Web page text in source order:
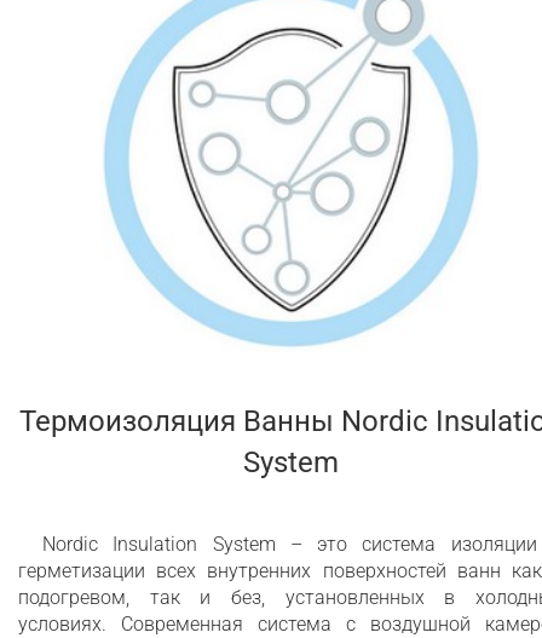
Термоизоляция Ванны Nordic
System
Nordic Insulation System – это система
герметизации всех внутренних поверхностей ванн
подогревом, так и без, установленных в
условиях. Современная система с воздушной